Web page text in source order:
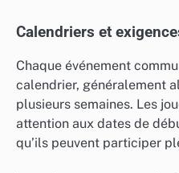
Calendriers et
Chaque événement
calendrier, généralement
plusieurs semaines. Les
attention aux dates de
qu’ils peuvent participer